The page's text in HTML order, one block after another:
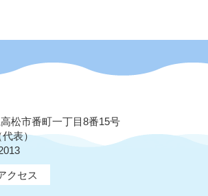
松市番町一丁目8番15号
代表）
クセス